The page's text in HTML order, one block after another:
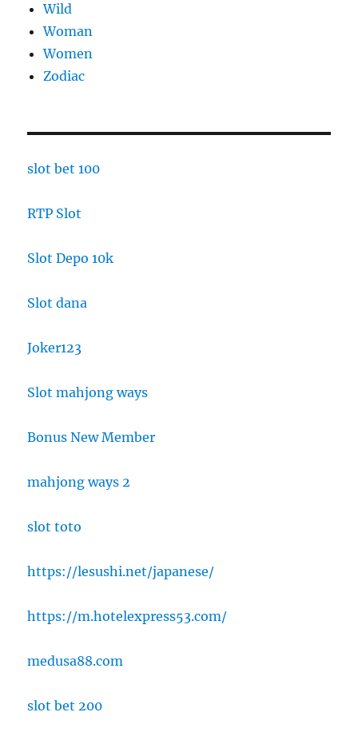
Wild
Woman
Women
Zodiac
slot bet 100
RTP Slot
Slot Depo 10k
Slot dana
Joker123
Slot mahjong ways
Bonus New Member
mahjong ways 2
slot toto
https://lesushi.net/japanese/
https://m.hotelexpress53.com/
medusa88.com
slot bet 200